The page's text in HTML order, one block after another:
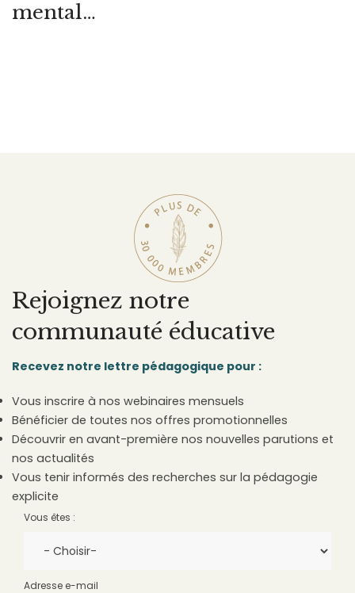
mental…
Rejoignez notre
communauté éducative
Recevez notre lettre pédagogique pour :
Vous inscrire à nos webinaires mensuels
Bénéficier de toutes nos offres promotionnelles
Découvrir en avant-première nos nouvelles parutions et
nos actualités
Vous tenir informés des recherches sur la pédagogie
explicite
Vous êtes :
Adresse e-mail